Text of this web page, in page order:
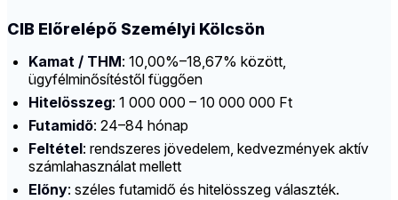
CIB Előrelépő Személyi Kölcsön
Kamat / THM: 10,00%–18,67% között,
ügyfélminősítéstől függően
Hitelösszeg: 1 000 000 – 10 000 000 Ft
Futamidő: 24–84 hónap
Feltétel: rendszeres jövedelem, kedvezmények aktív
számlahasználat mellett
Előny: széles futamidő és hitelösszeg választék.